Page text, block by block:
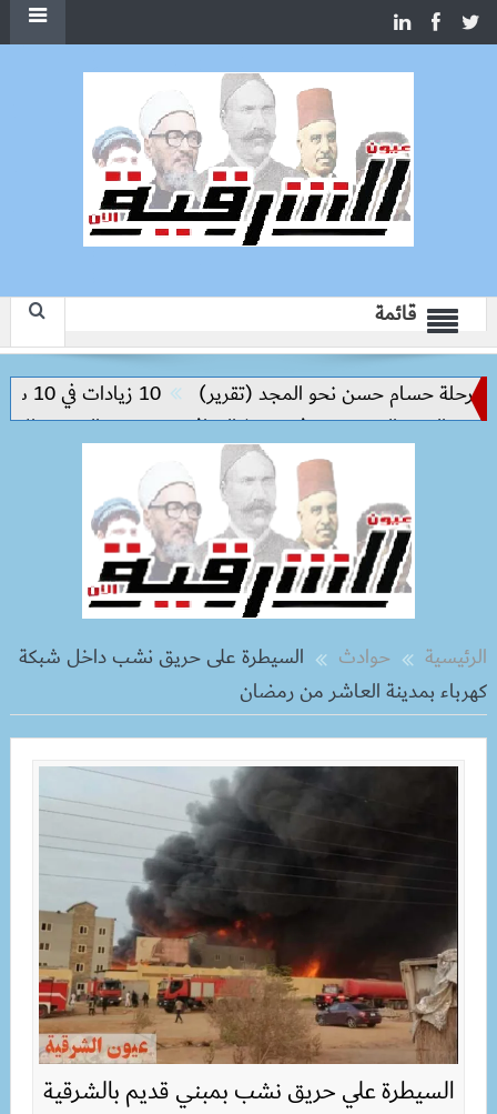
قائمة
حسام حسن نحو المجد (تقرير)
10 زيادات في 10 سنوات.. هل حان الوقت لرفع دعم البنزين نهائيا؟
الجديدة وتدفع تنفيذ المرافق
سعر الحديد والاسمنت
الرئيسية حوادث
السيطرة على حريق نشب داخل شبكة
كهرباء بمدينة العاشر من رمضان
السيطرة علي حريق نشب بمبني قديم بالشرقية